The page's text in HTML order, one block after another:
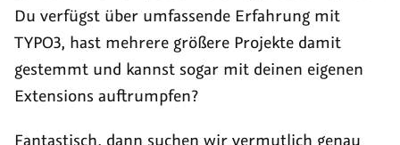
Du verfügst über umfassende Erfahrung mit
TYPO3, hast mehrere größere Projekte damit
gestemmt und kannst sogar mit deinen eigenen
Extensions auftrumpfen?
Fantastisch, dann suchen wir vermutlich genau